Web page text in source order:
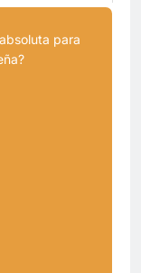
para